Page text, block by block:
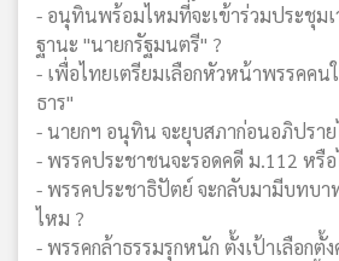
- อนุทินพร้อมไหมที่จะเข้าร่วมประชุม
ฐานะ "นายกรัฐมนตรี" ?
- เพื่อไทยเตรียมเลือกหัวหน้าพรรคค
ธาร"
- นายกฯ อนุทิน จะยุบสภาก่อนอภิปราย
- พรรคประชาชนจะรอดคดี ม.112 หรือ
- พรรคประชาธิปัตย์ จะกลับมามีบทบา
ไหม ?
- พรรคกล้าธรรมรุกหนัก ตั้งเป้าเลือกตั้